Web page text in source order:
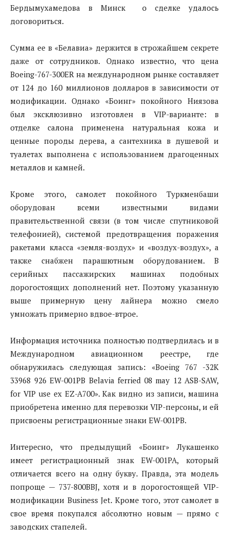
Бердымухамедова в Минск о сделке удалось
договориться.
Сумма ее в «Белавиа» держится в строжайшем секрете
даже от сотрудников. Однако известно, что цена
Boeing-767-300ER на международном рынке составляет
от 124 до 160 миллионов долларов в зависимости от
модификации. Однако «Боинг» покойного Ниязова
был эксклюзивно изготовлен в VIP-варианте: в
отделке салона применена натуральная кожа и
ценные породы дерева, а сантехника в душевой и
туалетах выполнена с использованием драгоценных
металлов и камней.
Кроме этого, самолет покойного Туркменбаши
оборудован всеми известными видами
правительственной связи (в том числе спутниковой
телефонией), системой предотвращения поражения
ракетами класса «земля-воздух» и «воздух-воздух», а
также снабжен парашютным оборудованием. В
серийных пассажирских машинах подобных
дорогостоящих дополнений нет. Поэтому указанную
выше примерную цену лайнера можно смело
умножать примерно вдвое-втрое.
Информация источника полностью подтвердилась и в
Международном авиационном реестре, где
обнаружилась следующая запись: «Boeing 767 -32K
33968 926 EW-001PB Belavia ferried 08 may 12 ASB-SAW,
for VIP use ex EZ-A700». Как видно из записи, машина
приобретена именно для перевозки VIP-персоны, и ей
присвоены регистрационные знаки EW-001PB.
Интересно, что предыдущий «Боинг» Лукашенко
имеет регистрационный знак EW-001PA, который
отличается всего на одну букву. Правда, эта модель
попроще — 737-800BBJ, хотя и в дорогостоящей VIP-
модификации Business Jet. Кроме того, этот самолет в
свое время покупался абсолютно новым — прямо с
заводских стапелей.